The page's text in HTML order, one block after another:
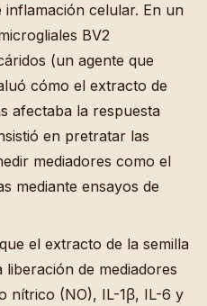
inflamación celular. En un
BV2
(un agente que
cómo el extracto de
afectaba la respuesta
en pretratar las
mediadores como el
mediante ensayos de
el extracto de la semilla
liberación de mediadores
nítrico (NO), IL-1β, IL-6 y